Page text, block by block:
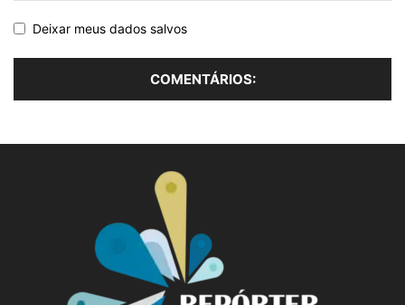
Deixar meus dados salvos